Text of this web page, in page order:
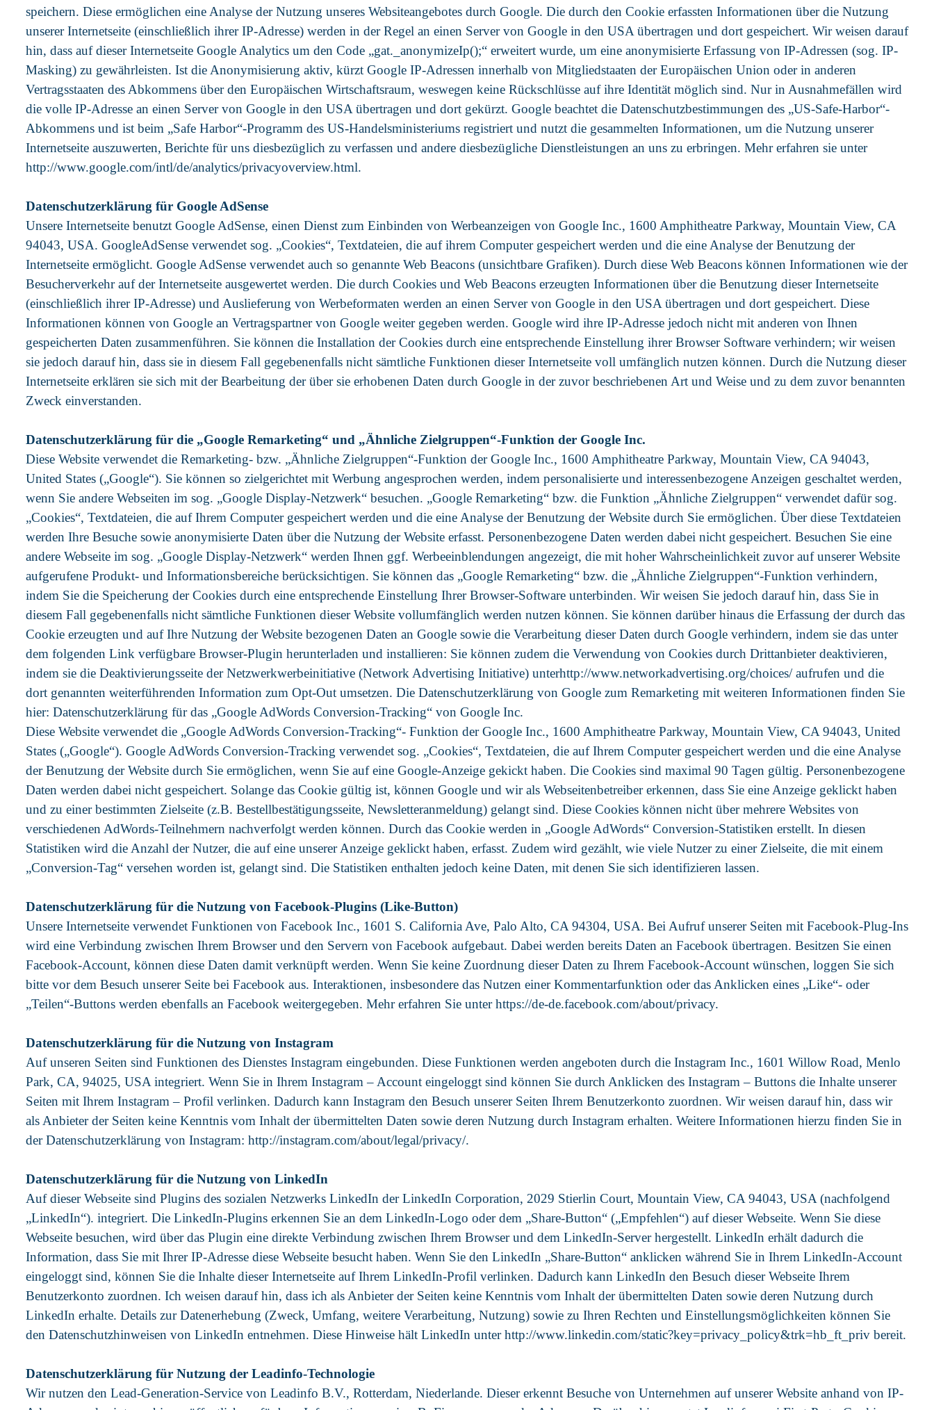
speichern. Diese ermöglichen eine Analyse der Nutzung unseres Websiteangebotes durch Google. Die durch den Cookie erfassten Informationen über die Nutzung
unserer Internetseite (einschließlich ihrer IP-Adresse) werden in der Regel an einen Server von Google in den USA übertragen und dort gespeichert. Wir weisen darauf
hin, dass auf dieser Internetseite Google Analytics um den Code „gat._anonymizeIp();“ erweitert wurde, um eine anonymisierte Erfassung von IP-Adressen (sog. IP-
Masking) zu gewährleisten. Ist die Anonymisierung aktiv, kürzt Google IP-Adressen innerhalb von Mitgliedstaaten der Europäischen Union oder in anderen
Vertragsstaaten des Abkommens über den Europäischen Wirtschaftsraum, weswegen keine Rückschlüsse auf ihre Identität möglich sind. Nur in Ausnahmefällen wird
die volle IP-Adresse an einen Server von Google in den USA übertragen und dort gekürzt. Google beachtet die Datenschutzbestimmungen des „US-Safe-Harbor“-
Abkommens und ist beim „Safe Harbor“-Programm des US-Handelsministeriums registriert und nutzt die gesammelten Informationen, um die Nutzung unserer
Internetseite auszuwerten, Berichte für uns diesbezüglich zu verfassen und andere diesbezügliche Dienstleistungen an uns zu erbringen. Mehr erfahren sie unter
http://www.google.com/intl/de/analytics/privacyoverview.html.
Datenschutzerklärung für Google AdSense
Unsere Internetseite benutzt Google AdSense, einen Dienst zum Einbinden von Werbeanzeigen von Google Inc., 1600 Amphitheatre Parkway, Mountain View, CA
94043, USA. GoogleAdSense verwendet sog. „Cookies“, Textdateien, die auf ihrem Computer gespeichert werden und die eine Analyse der Benutzung der
Internetseite ermöglicht. Google AdSense verwendet auch so genannte Web Beacons (unsichtbare Grafiken). Durch diese Web Beacons können Informationen wie der
Besucherverkehr auf der Internetseite ausgewertet werden. Die durch Cookies und Web Beacons erzeugten Informationen über die Benutzung dieser Internetseite
(einschließlich ihrer IP-Adresse) und Auslieferung von Werbeformaten werden an einen Server von Google in den USA übertragen und dort gespeichert. Diese
Informationen können von Google an Vertragspartner von Google weiter gegeben werden. Google wird ihre IP-Adresse jedoch nicht mit anderen von Ihnen
gespeicherten Daten zusammenführen. Sie können die Installation der Cookies durch eine entsprechende Einstellung ihrer Browser Software verhindern; wir weisen
sie jedoch darauf hin, dass sie in diesem Fall gegebenenfalls nicht sämtliche Funktionen dieser Internetseite voll umfänglich nutzen können. Durch die Nutzung dieser
Internetseite erklären sie sich mit der Bearbeitung der über sie erhobenen Daten durch Google in der zuvor beschriebenen Art und Weise und zu dem zuvor benannten
Zweck einverstanden.
Datenschutzerklärung für die „Google Remarketing“ und „Ähnliche Zielgruppen“-Funktion der Google Inc.
Diese Website verwendet die Remarketing- bzw. „Ähnliche Zielgruppen“-Funktion der Google Inc., 1600 Amphitheatre Parkway, Mountain View, CA 94043,
United States („Google“). Sie können so zielgerichtet mit Werbung angesprochen werden, indem personalisierte und interessenbezogene Anzeigen geschaltet werden,
wenn Sie andere Webseiten im sog. „Google Display-Netzwerk“ besuchen. „Google Remarketing“ bzw. die Funktion „Ähnliche Zielgruppen“ verwendet dafür sog.
„Cookies“, Textdateien, die auf Ihrem Computer gespeichert werden und die eine Analyse der Benutzung der Website durch Sie ermöglichen. Über diese Textdateien
werden Ihre Besuche sowie anonymisierte Daten über die Nutzung der Website erfasst. Personenbezogene Daten werden dabei nicht gespeichert. Besuchen Sie eine
andere Webseite im sog. „Google Display-Netzwerk“ werden Ihnen ggf. Werbeeinblendungen angezeigt, die mit hoher Wahrscheinlichkeit zuvor auf unserer Website
aufgerufene Produkt- und Informationsbereiche berücksichtigen. Sie können das „Google Remarketing“ bzw. die „Ähnliche Zielgruppen“-Funktion verhindern,
indem Sie die Speicherung der Cookies durch eine entsprechende Einstellung Ihrer Browser-Software unterbinden. Wir weisen Sie jedoch darauf hin, dass Sie in
diesem Fall gegebenenfalls nicht sämtliche Funktionen dieser Website vollumfänglich werden nutzen können. Sie können darüber hinaus die Erfassung der durch das
Cookie erzeugten und auf Ihre Nutzung der Website bezogenen Daten an Google sowie die Verarbeitung dieser Daten durch Google verhindern, indem sie das unter
dem folgenden Link verfügbare Browser-Plugin herunterladen und installieren: Sie können zudem die Verwendung von Cookies durch Drittanbieter deaktivieren,
indem sie die Deaktivierungsseite der Netzwerkwerbeinitiative (Network Advertising Initiative) unterhttp://www.networkadvertising.org/choices/ aufrufen und die
dort genannten weiterführenden Information zum Opt-Out umsetzen. Die Datenschutzerklärung von Google zum Remarketing mit weiteren Informationen finden Sie
hier: Datenschutzerklärung für das „Google AdWords Conversion-Tracking“ von Google Inc.
Diese Website verwendet die „Google AdWords Conversion-Tracking“- Funktion der Google Inc., 1600 Amphitheatre Parkway, Mountain View, CA 94043, United
States („Google“). Google AdWords Conversion-Tracking verwendet sog. „Cookies“, Textdateien, die auf Ihrem Computer gespeichert werden und die eine Analyse
der Benutzung der Website durch Sie ermöglichen, wenn Sie auf eine Google-Anzeige gekickt haben. Die Cookies sind maximal 90 Tagen gültig. Personenbezogene
Daten werden dabei nicht gespeichert. Solange das Cookie gültig ist, können Google und wir als Webseitenbetreiber erkennen, dass Sie eine Anzeige geklickt haben
und zu einer bestimmten Zielseite (z.B. Bestellbestätigungsseite, Newsletteranmeldung) gelangt sind. Diese Cookies können nicht über mehrere Websites von
verschiedenen AdWords-Teilnehmern nachverfolgt werden können. Durch das Cookie werden in „Google AdWords“ Conversion-Statistiken erstellt. In diesen
Statistiken wird die Anzahl der Nutzer, die auf eine unserer Anzeige geklickt haben, erfasst. Zudem wird gezählt, wie viele Nutzer zu einer Zielseite, die mit einem
„Conversion-Tag“ versehen worden ist, gelangt sind. Die Statistiken enthalten jedoch keine Daten, mit denen Sie sich identifizieren lassen.
Datenschutzerklärung für die Nutzung von Facebook-Plugins (Like-Button)
Unsere Internetseite verwendet Funktionen von Facebook Inc., 1601 S. California Ave, Palo Alto, CA 94304, USA. Bei Aufruf unserer Seiten mit Facebook-Plug-Ins
wird eine Verbindung zwischen Ihrem Browser und den Servern von Facebook aufgebaut. Dabei werden bereits Daten an Facebook übertragen. Besitzen Sie einen
Facebook-Account, können diese Daten damit verknüpft werden. Wenn Sie keine Zuordnung dieser Daten zu Ihrem Facebook-Account wünschen, loggen Sie sich
bitte vor dem Besuch unserer Seite bei Facebook aus. Interaktionen, insbesondere das Nutzen einer Kommentarfunktion oder das Anklicken eines „Like“- oder
„Teilen“-Buttons werden ebenfalls an Facebook weitergegeben. Mehr erfahren Sie unter https://de-de.facebook.com/about/privacy.
Datenschutzerklärung für die Nutzung von Instagram
Auf unseren Seiten sind Funktionen des Dienstes Instagram eingebunden. Diese Funktionen werden angeboten durch die Instagram Inc., 1601 Willow Road, Menlo
Park, CA, 94025, USA integriert. Wenn Sie in Ihrem Instagram – Account eingeloggt sind können Sie durch Anklicken des Instagram – Buttons die Inhalte unserer
Seiten mit Ihrem Instagram – Profil verlinken. Dadurch kann Instagram den Besuch unserer Seiten Ihrem Benutzerkonto zuordnen. Wir weisen darauf hin, dass wir
als Anbieter der Seiten keine Kenntnis vom Inhalt der übermittelten Daten sowie deren Nutzung durch Instagram erhalten. Weitere Informationen hierzu finden Sie in
der Datenschutzerklärung von Instagram: http://instagram.com/about/legal/privacy/.
Datenschutzerklärung für die Nutzung von LinkedIn
Auf dieser Webseite sind Plugins des sozialen Netzwerks LinkedIn der LinkedIn Corporation, 2029 Stierlin Court, Mountain View, CA 94043, USA (nachfolgend
„LinkedIn“). integriert. Die LinkedIn-Plugins erkennen Sie an dem LinkedIn-Logo oder dem „Share-Button“ („Empfehlen“) auf dieser Webseite. Wenn Sie diese
Webseite besuchen, wird über das Plugin eine direkte Verbindung zwischen Ihrem Browser und dem LinkedIn-Server hergestellt. LinkedIn erhält dadurch die
Information, dass Sie mit Ihrer IP-Adresse diese Webseite besucht haben. Wenn Sie den LinkedIn „Share-Button“ anklicken während Sie in Ihrem LinkedIn-Account
eingeloggt sind, können Sie die Inhalte dieser Internetseite auf Ihrem LinkedIn-Profil verlinken. Dadurch kann LinkedIn den Besuch dieser Webseite Ihrem
Benutzerkonto zuordnen. Ich weisen darauf hin, dass ich als Anbieter der Seiten keine Kenntnis vom Inhalt der übermittelten Daten sowie deren Nutzung durch
LinkedIn erhalte. Details zur Datenerhebung (Zweck, Umfang, weitere Verarbeitung, Nutzung) sowie zu Ihren Rechten und Einstellungsmöglichkeiten können Sie
den Datenschutzhinweisen von LinkedIn entnehmen. Diese Hinweise hält LinkedIn unter http://www.linkedin.com/static?key=privacy_policy&trk=hb_ft_priv bereit.
Datenschutzerklärung für Nutzung der Leadinfo-Technologie
Wir nutzen den Lead-Generation-Service von Leadinfo B.V., Rotterdam, Niederlande. Dieser erkennt Besuche von Unternehmen auf unserer Website anhand von IP-